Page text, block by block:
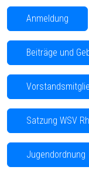
Anmeldung
Beiträge und
Satzung WSV
Jugendordnung